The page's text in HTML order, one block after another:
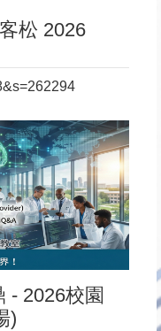
松 2026
- 2026校園
)